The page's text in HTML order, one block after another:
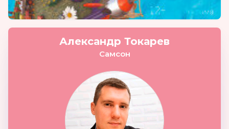
Александр Токарев
Самсон